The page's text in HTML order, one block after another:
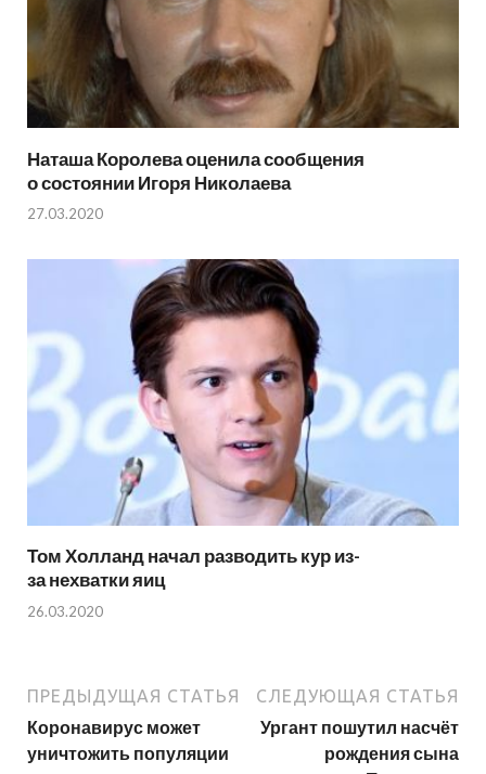
Наташа Королева оценила сообщения
о состоянии Игоря Николаева
27.03.2020
Том Холланд начал разводить кур из-
за нехватки яиц
26.03.2020
ПРЕДЫДУЩАЯ СТАТЬЯ
Коронавирус может
уничтожить популяции
СЛЕДУЮЩАЯ СТАТЬЯ
Ургант пошутил насчёт
рождения сына